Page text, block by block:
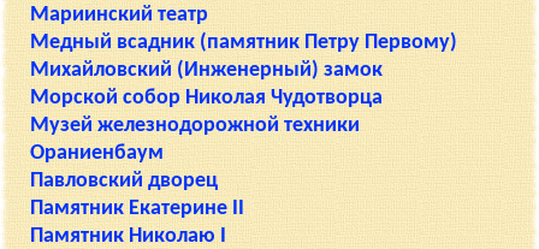
Мариинский театр
Медный всадник (памятник Петру Первому)
Михайловский (Инженерный) замок
Морской собор Николая Чудотворца
Музей железнодорожной техники
Ораниенбаум
Павловский дворец
Памятник Екатерине II
Памятник Николаю I